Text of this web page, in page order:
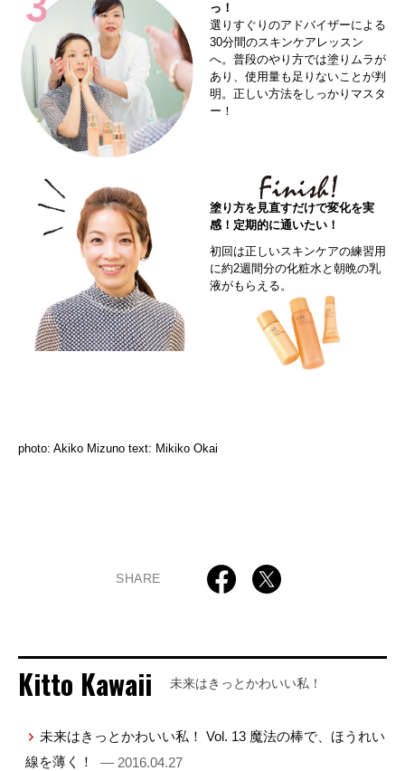
っ！
選りすぐりのアドバイザーによる
30分間のスキンケアレッスン
へ。普段のやり方では塗りムラが
あり、使用量も足りないことが判
明。正しい方法をしっかりマスタ
ー！
塗り方を見直すだけで変化を実
感！定期的に通いたい！
初回は正しいスキンケアの練習用
に約2週間分の化粧水と朝晩の乳
液がもらえる。
photo: Akiko Mizuno text: Mikiko Okai
SHARE
Kitto Kawaii 未来はきっとかわいい私！
未来はきっとかわいい私！ Vol. 13 魔法の棒で、ほうれい
線を薄く！
— 2016.04.27